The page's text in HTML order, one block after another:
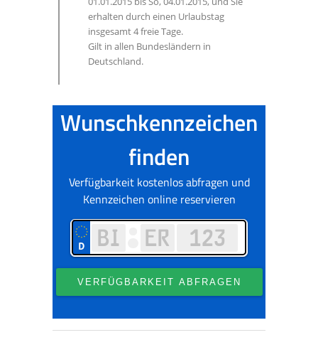
erhalten durch einen Urlaubstag
insgesamt 4 freie Tage.
Gilt in allen Bundesländern in
Deutschland.